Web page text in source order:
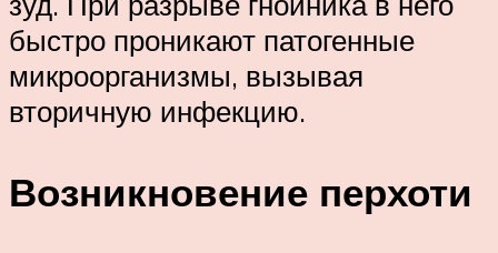
быстро проникают патогенные
микроорганизмы, вызывая
вторичную инфекцию.
Возникновение перхоти